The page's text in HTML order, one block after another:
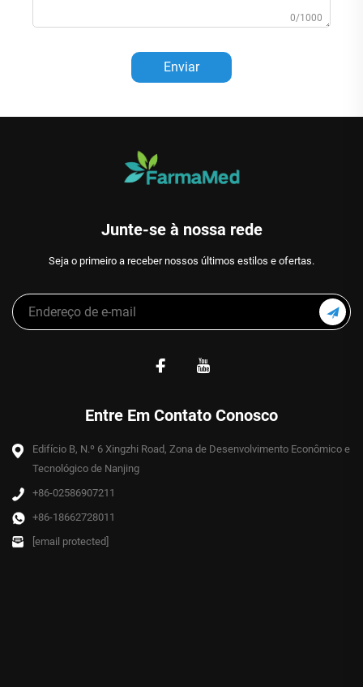
0/1000
Enviar
Junte-se à nossa rede
Seja o primeiro a receber nossos últimos estilos e ofertas.
Entre Em Contato Conosco
Edifício B, N.º 6 Xingzhi Road, Zona de Desenvolvimento Econômico e
Tecnológico de Nanjing
+86-02586907211
+86-18662728011
[email protected]